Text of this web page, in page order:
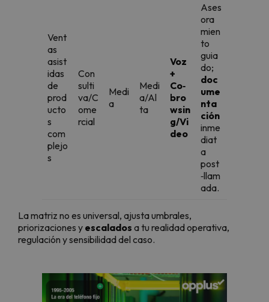
Vent
as
asist
idas
de
prod
ucto
s
com
plejo
s
Con
sulti
va/C
ome
rcial
Medi
a
Medi
a/Al
ta
Voz
+
Co‑
bro
wsin
g/Vi
deo
Ases
ora
mien
to
guia
do;
doc
ume
nta
ción
inme
diat
a
post
‑llam
ada.
La matriz no es universal, ajusta umbrales,
priorizaciones y escalados a tu realidad operativa,
regulación y sensibilidad del caso.